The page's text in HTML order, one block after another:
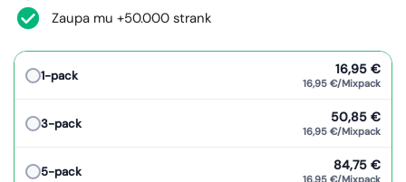
Zaupa mu +50.000 strank
1-pack 16,95 €
16,95 €/Mixpack
3-pack 50,85 €
16,95 €/Mixpack
5-pack 84,75 €
16,95 €/Mixpack